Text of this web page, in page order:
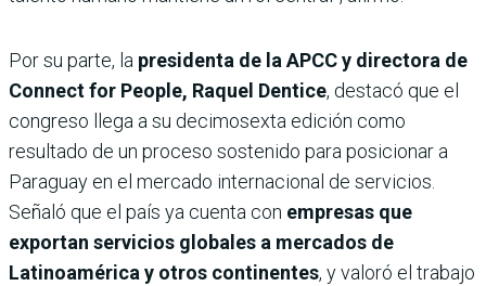
Por su parte, la presidenta de la APCC y directora de
Connect for People, Raquel Dentice, destacó que el
congreso llega a su decimosexta edición como
resultado de un proceso sostenido para posicionar a
Paraguay en el mercado internacional de servicios.
Señaló que el país ya cuenta con empresas que
exportan servicios globales a mercados de
Latinoamérica y otros continentes, y valoró el trabajo